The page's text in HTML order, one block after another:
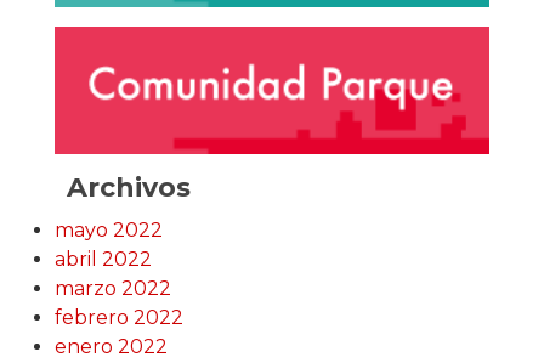
Archivos
mayo 2022
abril 2022
marzo 2022
febrero 2022
enero 2022